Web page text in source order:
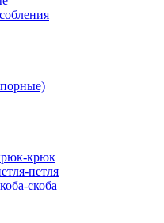
крюк
петля
скоба